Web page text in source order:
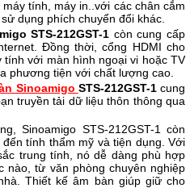
tính, máy in..với các chân cắm
dụng phích chuyển đổi khác.
STS-212GST-1 còn cung cấp
Đồng thời, cổng HDMI cho
tính với màn hình ngoại vi hoặc TV
phương tiện với chất lượng cao.
Sinoamigo STS-212GST-1 cung
truyền tải dữ liệu thôn thông qua
Sinoamigo STS-212GST-1 còn
tính thẩm mỹ và tiện dụng. Với
trung tính, nó dễ dàng phù hợp
nào, từ văn phòng chuyên nghiệp
Thiết kế âm bàn giúp giữ cho